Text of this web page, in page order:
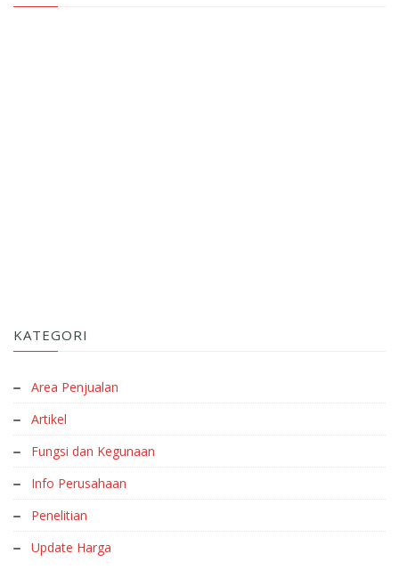
KATEGORI
Area Penjualan
Artikel
Fungsi dan Kegunaan
Info Perusahaan
Penelitian
Update Harga